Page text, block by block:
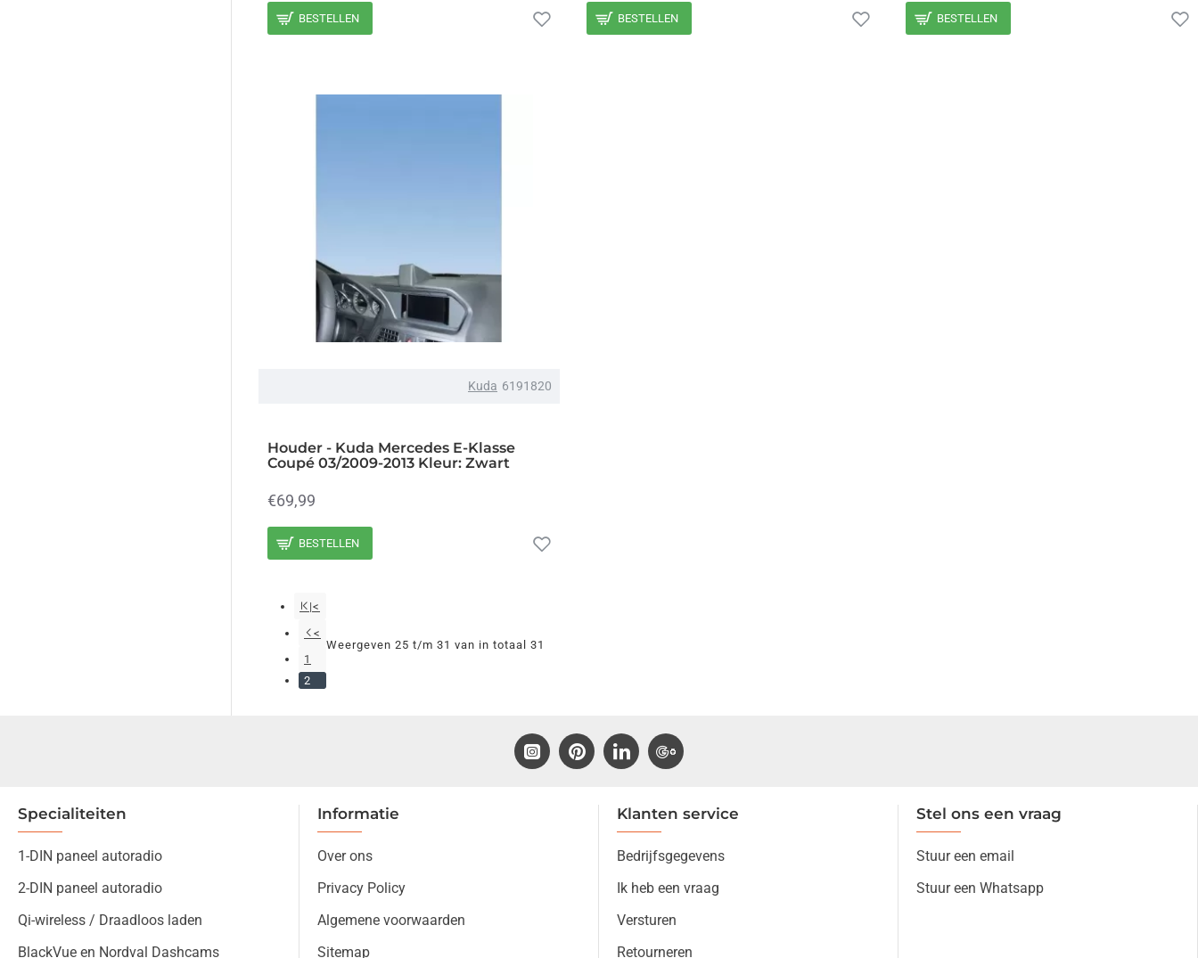
BESTELLEN BESTELLEN BESTELLEN
Kuda 6191820
Houder - Kuda Mercedes E-Klasse
Coupé 03/2009-2013 Kleur: Zwart
€69,99
BESTELLEN
|<
<
1
2
Weergeven 25 t/m 31 van in totaal 31
Specialiteiten
1-DIN paneel autoradio
2-DIN paneel autoradio
Qi-wireless / Draadloos laden
BlackVue en Nordval Dashcams
Informatie
Over ons
Privacy Policy
Algemene voorwaarden
Sitemap
Klanten service
Bedrijfsgegevens
Ik heb een vraag
Versturen
Retourneren
Stel ons een vraag
Stuur een email
Stuur een Whatsapp